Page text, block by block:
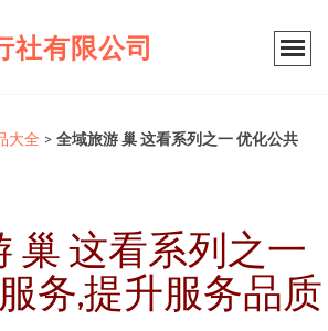
社有限公司
大全 > 全域旅游 巢 这看系列之一 优化公共
巢 这看系列之一
务,提升服务品质